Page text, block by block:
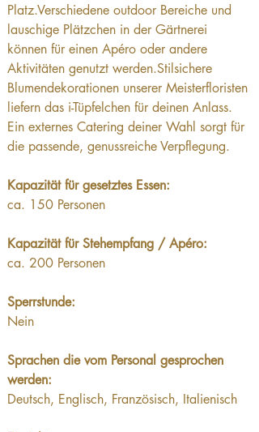
Platz.Verschiedene outdoor Bereiche und
lauschige Plätzchen in der Gärtnerei
können für einen Apéro oder andere
Aktivitäten genutzt werden.Stilsichere
Blumendekorationen unserer Meisterfloristen
liefern das i-Tüpfelchen für deinen Anlass.
Ein externes Catering deiner Wahl sorgt für
die passende, genussreiche Verpflegung.
Kapazität für gesetztes Essen:
ca. 150 Personen
Kapazität für Stehempfang / Apéro:
ca. 200 Personen
Sperrstunde:
Nein
Sprachen die vom Personal gesprochen
werden:
Deutsch, Englisch, Französisch, Italienisch